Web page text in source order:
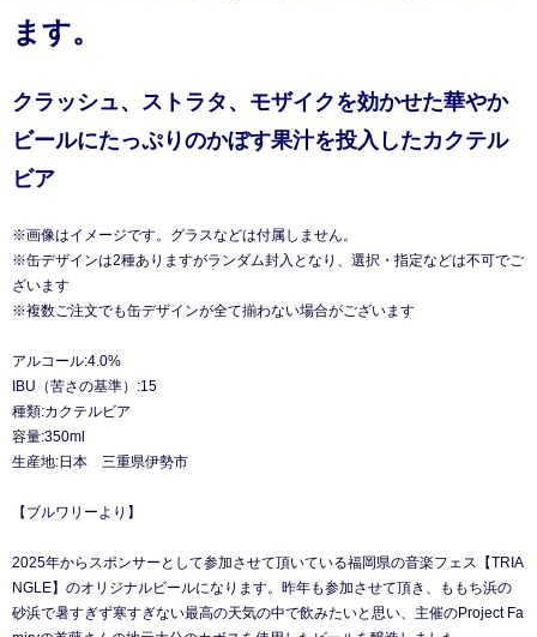
ます。
クラッシュ、ストラタ、モザイクを効かせた華やか
ビールにたっぷりのかぼす果汁を投入したカクテル
ビア
※画像はイメージです。グラスなどは付属しません。
※缶デザインは2種ありますがランダム封入となり、選択・指定などは不可でご
ざいます
※複数ご注文でも缶デザインが全て揃わない場合がございます
アルコール:4.0%
IBU（苦さの基準）:15
種類:カクテルビア
容量:350ml
生産地:日本 三重県伊勢市
【ブルワリーより】
2025年からスポンサーとして参加させて頂いている福岡県の音楽フェス【TRIA
NGLE】のオリジナルビールになります。昨年も参加させて頂き、ももち浜の
砂浜で暑すぎず寒すぎない最高の天気の中で飲みたいと思い、主催のProject Fa